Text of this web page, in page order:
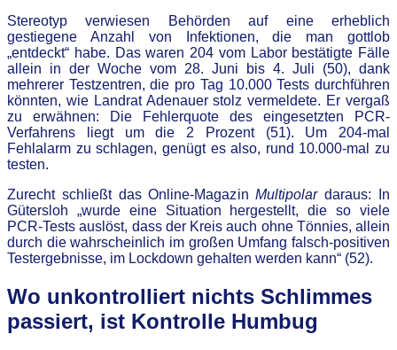
Stereotyp verwiesen Behörden auf eine erheblich
gestiegene Anzahl von Infektionen, die man gottlob
„entdeckt“ habe. Das waren 204 vom Labor bestätigte Fälle
allein in der Woche vom 28. Juni bis 4. Juli (50), dank
mehrerer Testzentren, die pro Tag 10.000 Tests durchführen
könnten, wie Landrat Adenauer stolz vermeldete. Er vergaß
zu erwähnen: Die Fehlerquote des eingesetzten PCR-
Verfahrens liegt um die 2 Prozent (51). Um 204-mal
Fehlalarm zu schlagen, genügt es also, rund 10.000-mal zu
testen.
Zurecht schließt das Online-MagazinMultipolardaraus: In
Gütersloh „wurde eine Situation hergestellt, die so viele
PCR-Tests auslöst, dass der Kreis auch ohne Tönnies, allein
durch die wahrscheinlich im großen Umfang falsch-positiven
Testergebnisse, im Lockdown gehalten werden kann“ (52).
Wo unkontrolliert nichts Schlimmes
passiert, ist Kontrolle Humbug